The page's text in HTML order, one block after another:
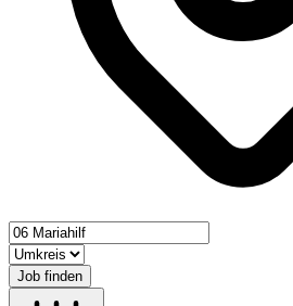
Job finden